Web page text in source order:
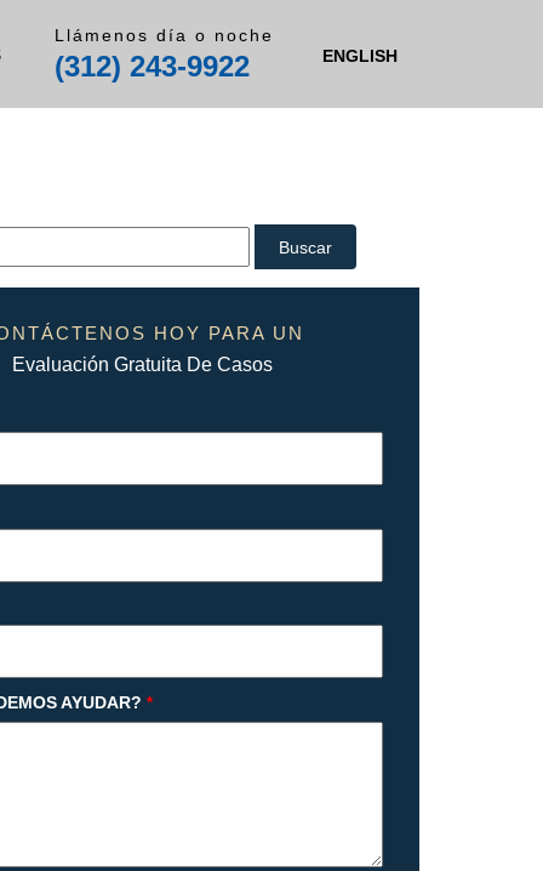
Llámenos día o noche
(312) 243-9922 ENGLISH
HOY PARA UN
Evaluación Gratuita De Casos
AYUDAR? *